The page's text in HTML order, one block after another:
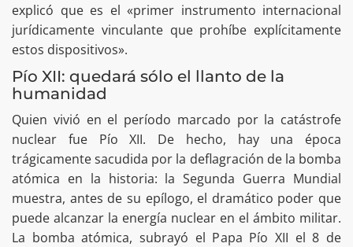
explicó que es el «primer instrumento internacional
jurídicamente vinculante que prohíbe explícitamente
estos dispositivos».
Pío XII: quedará sólo el llanto de la
humanidad
Quien vivió en el período marcado por la catástrofe
nuclear fue Pío XII. De hecho, hay una época
trágicamente sacudida por la deflagración de la bomba
atómica en la historia: la Segunda Guerra Mundial
muestra, antes de su epílogo, el dramático poder que
puede alcanzar la energía nuclear en el ámbito militar.
La bomba atómica, subrayó el Papa Pío XII el 8 de